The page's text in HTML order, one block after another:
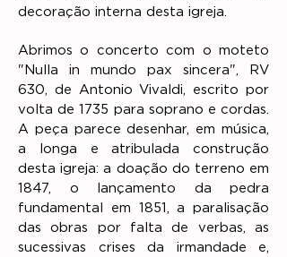
decoração interna desta igreja.
Abrimos o concerto com o moteto
"Nulla in mundo pax sincera", RV
630, de Antonio Vivaldi, escrito por
volta de 1735 para soprano e cordas.
A peça parece desenhar, em música,
a longa e atribulada construção
desta igreja: a doação do terreno em
1847, o lançamento da pedra
fundamental em 1851, a paralisação
das obras por falta de verbas, as
sucessivas crises da irmandade e,